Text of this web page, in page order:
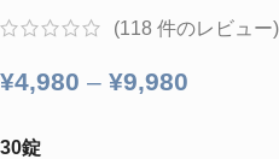
(118 件のレビュー)
¥4,980 – ¥9,980
30錠